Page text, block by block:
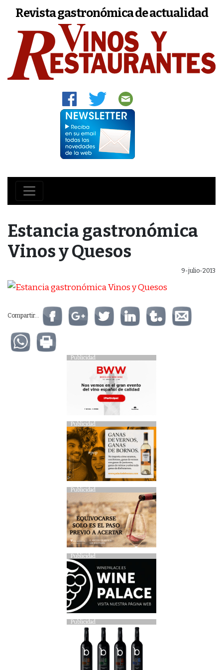
Revista gastronómica de actualidad
Estancia gastronómica
Vinos y Quesos
9-julio-2013
Compartir...
Publicidad
Publicidad
Publicidad
Publicidad
Publicidad